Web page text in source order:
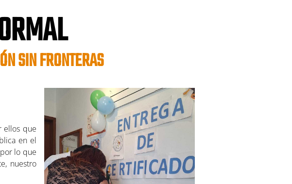
SIN FRONTERAS
ellos que
en el
lo que
nuestro